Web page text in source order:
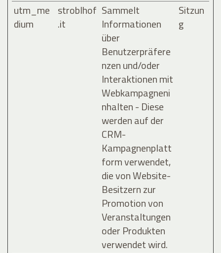
utm_me
dium
stroblhof
.it
Sammelt
Informationen
über
Benutzerpräfere
nzen und/oder
Interaktionen mit
Webkampagneni
nhalten - Diese
werden auf der
CRM-
Kampagnenplatt
form verwendet,
die von Website-
Besitzern zur
Promotion von
Veranstaltungen
oder Produkten
verwendet wird.
Sitzun
g